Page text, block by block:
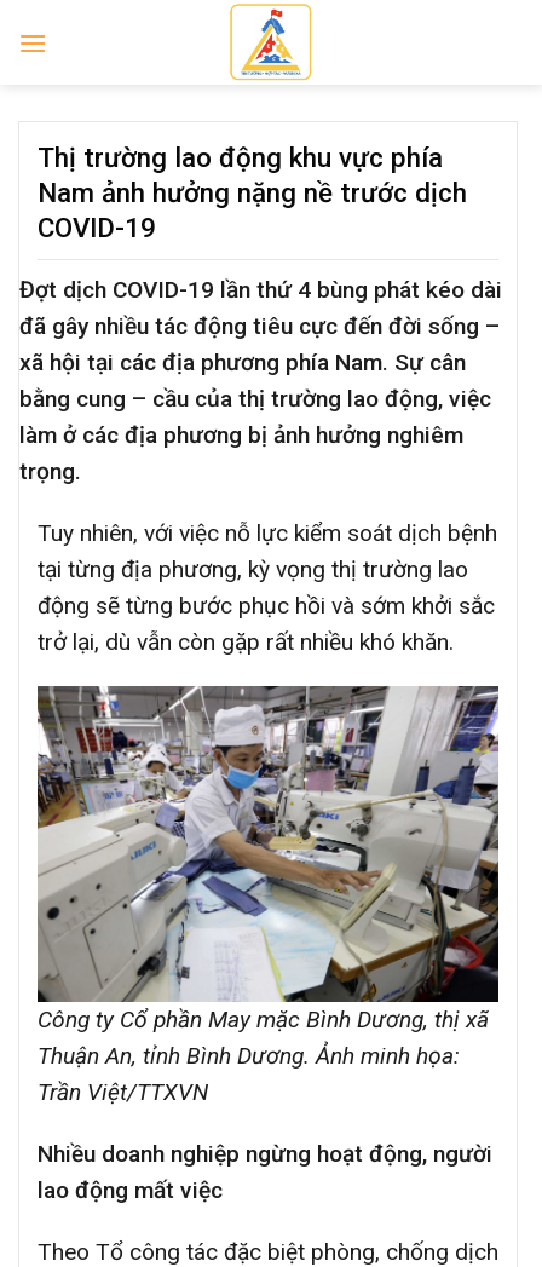
Thị trường lao động khu vực phía
Nam ảnh hưởng nặng nề trước dịch
COVID-19
Đợt dịch COVID-19 lần thứ 4 bùng phát kéo dài
đã gây nhiều tác động tiêu cực đến đời sống –
xã hội tại các địa phương phía Nam. Sự cân
bằng cung – cầu của thị trường lao động, việc
làm ở các địa phương bị ảnh hưởng nghiêm
trọng.
Tuy nhiên, với việc nỗ lực kiểm soát dịch bệnh
tại từng địa phương, kỳ vọng thị trường lao
động sẽ từng bước phục hồi và sớm khởi sắc
trở lại, dù vẫn còn gặp rất nhiều khó khăn.
Công ty Cổ phần May mặc Bình Dương, thị xã
Thuận An, tỉnh Bình Dương. Ảnh minh họa:
Trần Việt/TTXVN
Nhiều doanh nghiệp ngừng hoạt động, người
lao động mất việc
Theo Tổ công tác đặc biệt phòng, chống dịch